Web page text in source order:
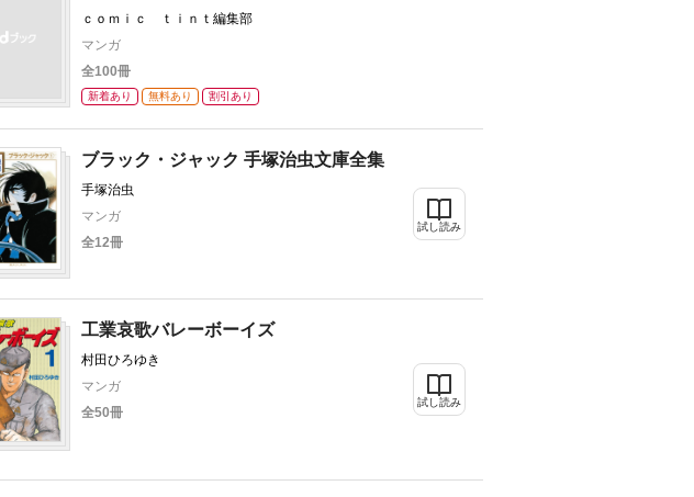
ｃｏｍｉｃ ｔｉｎｔ編集部
マンガ
全100冊
新着あり 無料あり 割引あり
ブラック・ジャック 手塚治虫文庫全集
手塚治虫
マンガ
全12冊
試し読み
工業哀歌バレーボーイズ
村田ひろゆき
マンガ
全50冊
試し読み